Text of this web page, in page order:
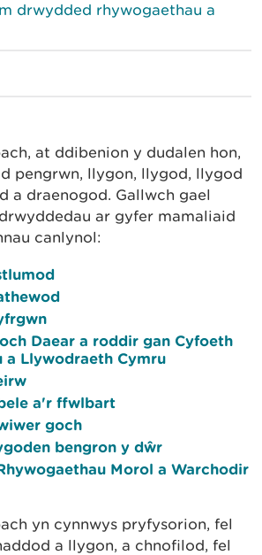
drwydded rhywogaethau a
at ddibenion y dudalen hon,
pengrwn, llygon, llygod, llygod
a draenogod. Gallwch gael
ar gyfer mamaliaid
canlynol:
Daear a roddir gan Cyfoeth
a Llywodraeth Cymru
a'r ffwlbart
goch
bengron y dŵr
Morol a Warchodir
yn cynnwys pryfysorion, fel
a llygon, a chnofilod, fel